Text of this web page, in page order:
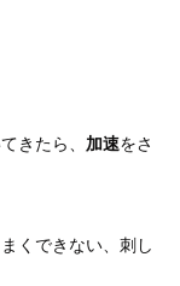
きたら、 加速をさ
くできない、刺し